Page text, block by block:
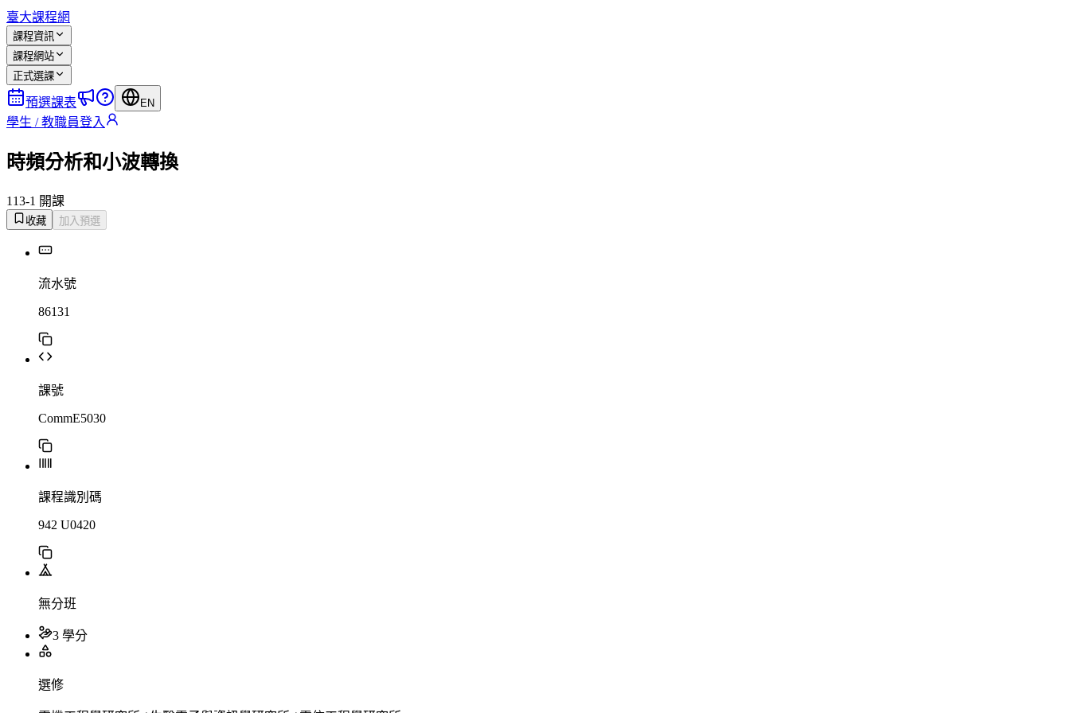
臺大課程網
課程資訊
課程網站
正式選課
預選課表 EN
學生 / 教職員登入
時頻分析和小波轉換
113-1 開課
收藏 加入預選
流水號
86131
課號
CommE5030
課程識別碼
942 U0420
無分班
3 學分
選修